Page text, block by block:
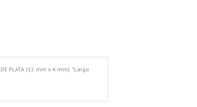
DE PLATA (12 mm x 4 mm). *Largo